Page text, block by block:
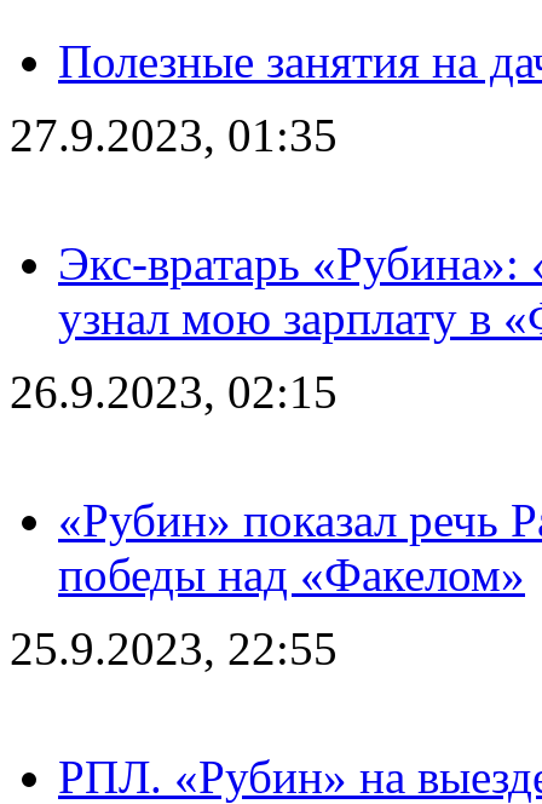
Полезные занятия на
27.9.2023, 01:35
Экс-вратарь «Рубина»:
узнал мою зарплату в
26.9.2023, 02:15
«Рубин» показал речь
победы над «Факелом»
25.9.2023, 22:55
РПЛ. «Рубин» на